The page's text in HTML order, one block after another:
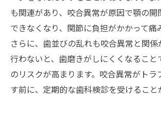
も関連があり、咬合異常が原因で顎の開
できなくなり、関節に負担がかかって痛
さらに、歯並びの乱れも咬合異常と関係
行わないと、歯磨きがしにくくなること
のリスクが高まります。咬合異常がトラ
す前に、定期的な歯科検診を受けること